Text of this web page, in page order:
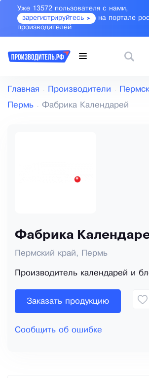
Уже 13572 пользователя с нами,
зарегистрируйтесь
на портале
производителей
Главная Производители
Пермь Фабрика Календарей
Фабрика
Пермский край, Пермь
Производитель календарей и
Заказать продукцию
Сообщить об ошибке